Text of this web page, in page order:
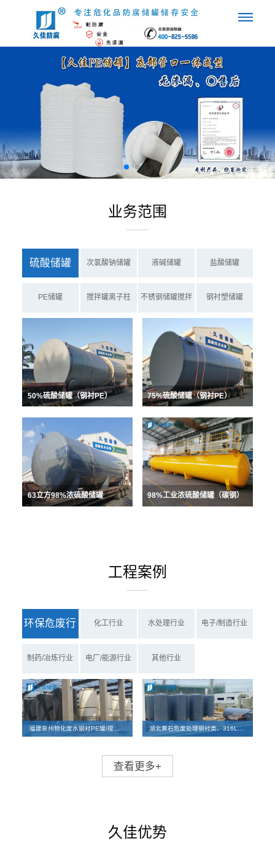
业务范围
硫酸储罐 次氯酸钠储罐 液碱储罐 盐酸储罐
PE储罐 搅拌罐离子柱 不锈钢储罐搅拌 钢衬塑储罐
50%硫酸储罐（钢衬PE） 75%硫酸储罐（钢衬PE）
63立方98%浓硫酸储罐 98%工业浓硫酸储罐（碳钢）
工程案例
环保危废行
业
化工行业 水处理行业 电子/制造行业
制药/冶炼行业 电厂/能源行业 其他行业
福建泉州物化废水钢衬PE罐/搅拌罐、PE罐项目案例 湖北黄石危废处理钢衬类、316L碳钢储罐及反应釜离子交换柱设备项目
查看更多+
久佳优势